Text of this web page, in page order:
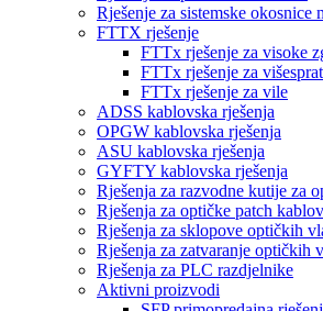
Rješenje za sistemske okosnice
FTTX rješenje
FTTx rješenje za visoke
FTTx rješenje za
FTTx rješenje za vile
ADSS kablovska rješenja
OPGW kablovska rješenja
ASU kablovska rješenja
GYFTY kablovska rješenja
Rješenja za razvodne kutije za
Rješenja za optičke patch
Rješenja za sklopove optičkih
Rješenja za zatvaranje optičkih
Rješenja za PLC razdjelnike
Aktivni proizvodi